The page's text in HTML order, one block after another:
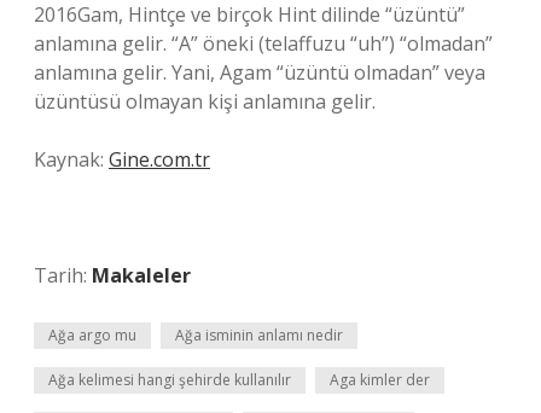
2016Gam, Hintçe ve birçok Hint dilinde “üzüntü”
anlamına gelir. “A” öneki (telaffuzu “uh”) “olmadan”
anlamına gelir. Yani, Agam “üzüntü olmadan” veya
üzüntüsü olmayan kişi anlamına gelir.
Kaynak: Gine.com.tr
Tarih: Makaleler
Ağa argo mu Ağa isminin anlamı nedir
Ağa kelimesi hangi şehirde kullanılır Aga kimler der